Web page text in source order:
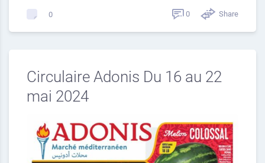
0 0 Share
Circulaire Adonis Du 16 au 22
mai 2024